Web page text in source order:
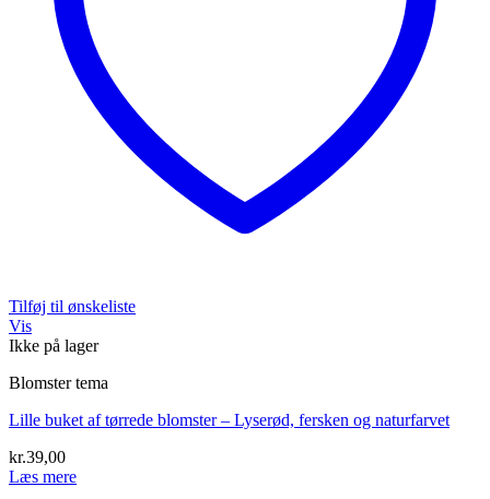
Tilføj til ønskeliste
Vis
Ikke på lager
Blomster tema
Lille buket af tørrede blomster – Lyserød, fersken og naturfarvet
kr.39,00
Læs mere